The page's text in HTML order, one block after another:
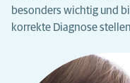
besonders wichtig und
korrekte Diagnose